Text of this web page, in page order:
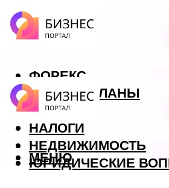
ФОРЕКС
БИЗНЕС ПЛАНЫ
КРЕДИТЫ
НАЛОГИ
НЕДВИЖИМОСТЬ
ЮРИДИЧЕСКИЕ
МЕНЮ